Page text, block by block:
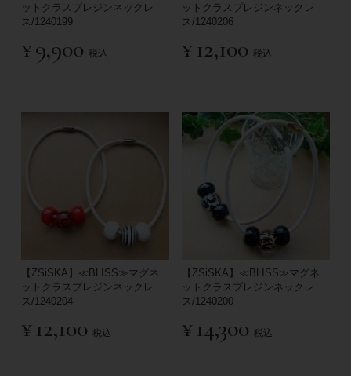
ットクラスプレジンネックレ
ス/1240199
¥9,900 税込
ットクラスプレジンネックレ
ス/1240206
¥ 12,100 税込
【ZSiSKA】≪BLISS≫マグネ
ットクラスプレジンネックレ
ス/1240204
¥ 12,100 税込
【ZSiSKA】≪BLISS≫マグネ
ットクラスプレジンネックレ
ス/1240200
¥ 14,300 税込